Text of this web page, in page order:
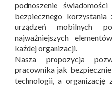
podnoszenie
bezpiecznego
urządzeń mobilnych
najważniejszych
każdej organizacji.
Nasza propozycja
pracownika jak
technologii, a organizację